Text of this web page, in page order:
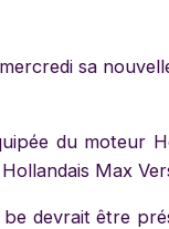
sa
du moteur
Max
devrait être